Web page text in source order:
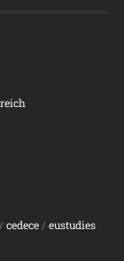
/ cedece/ eustudies